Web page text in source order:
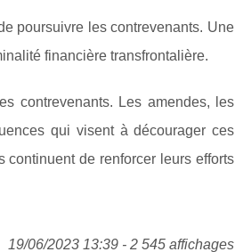
poursuivre les contrevenants. Une
financière transfrontalière.
contrevenants. Les amendes, les
qui visent à décourager ces
de renforcer leurs efforts
19/06/2023 13:39 - 2 545 affichages